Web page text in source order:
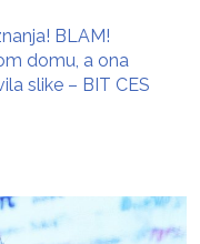
BLAM!
domu, a ona
slike – BIT CES